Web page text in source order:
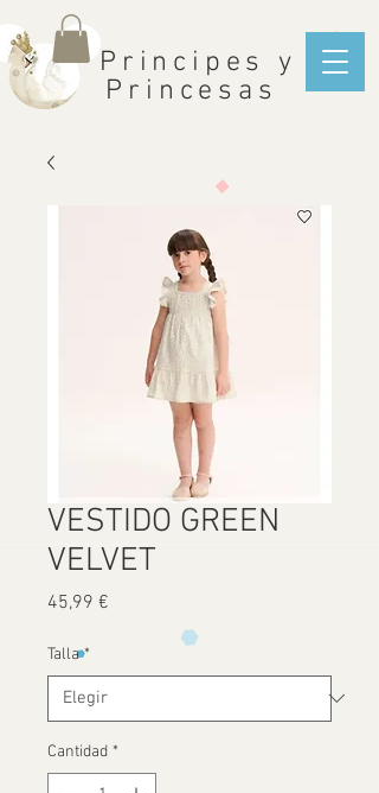
Principes y
Princesas
VESTIDO GREEN
VELVET
45,99 €
Talla *
Cantidad *